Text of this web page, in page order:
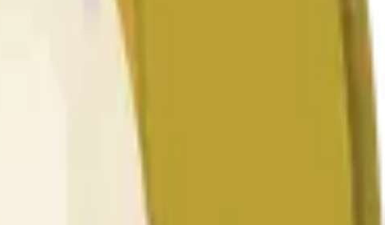
that begins on the time and date specified in the title.
relevant "1H" candle will be used once the data for that
other exchanges or trading pairs.